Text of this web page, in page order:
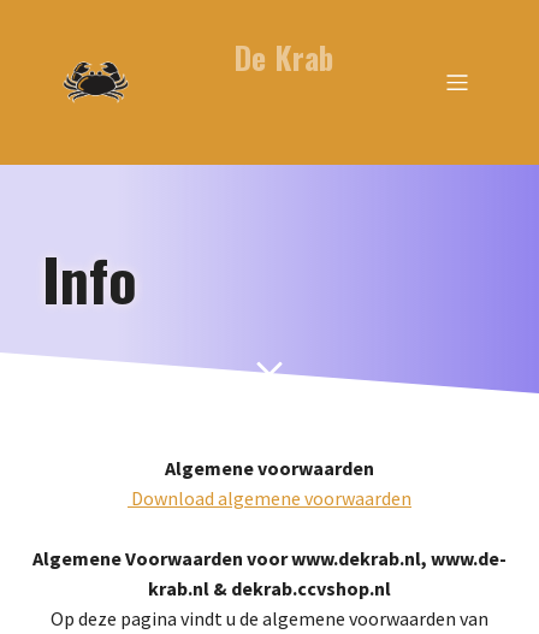
De Krab
Info
Algemene voorwaarden
Download algemene voorwaarden
Algemene Voorwaarden voor www.dekrab.nl, www.de-
krab.nl & dekrab.ccvshop.nl
Op deze pagina vindt u de algemene voorwaarden van